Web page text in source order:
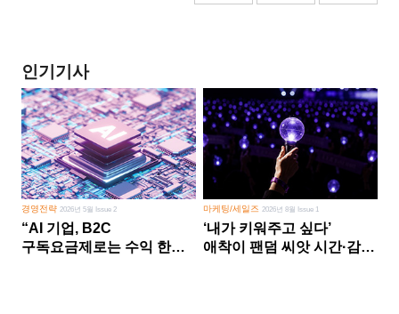
인기기사
경영전략 2026년 5월 Issue 2
“AI 기업, B2C
구독요금제로는 수익 한계
마케팅/세일즈 2026년 8월 Issue 1
‘내가 키워주고 싶다’
애착이 팬덤 씨앗 시간·감정